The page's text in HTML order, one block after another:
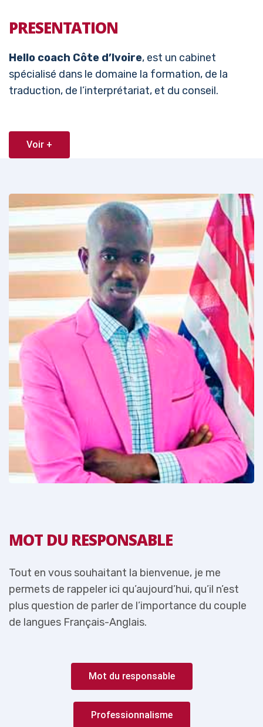
PRESENTATION
Hello coach Côte d’Ivoire, est un cabinet
spécialisé dans le domaine la formation, de la
traduction, de l’interprétariat, et du conseil.
Voir +
MOT DU RESPONSABLE
Tout en vous souhaitant la bienvenue, je me
permets de rappeler ici qu’aujourd’hui, qu’il n’est
plus question de parler de l’importance du couple
de langues Français-Anglais.
Mot du responsable
Professionnalisme